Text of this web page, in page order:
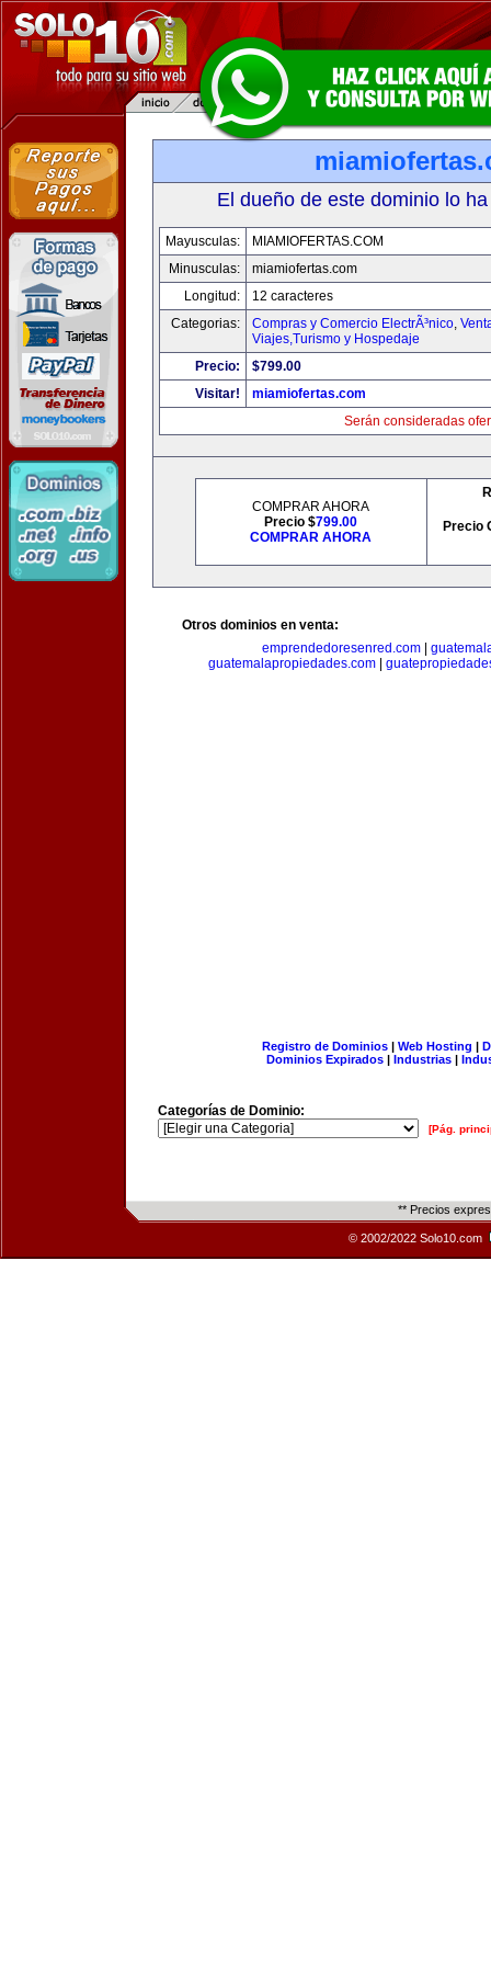
El dueño de este dominio lo
Mayusculas:
MIAMIOFERTAS.COM
Minusculas:
miamiofertas.com
Longitud:
12 caracteres
Categorias:
Compras y Comercio ElectrÃ³nico,
Viajes,Turismo y Hospedaje
Precio:
$799.00
Visitar!
miamiofertas.com
Serán consideradas
COMPRAR AHORA
Precio $799.00
COMPRAR AHORA
Precio
Otros dominios en venta:
emprendedoresenred.com|
guatemalapropiedades.com|
Registro de Dominios| Web Hosting |
Dominios Expirados | Industrias |
Categorías de Dominio:
[Pág.
** Precios
© 2002/2022 Solo10.com